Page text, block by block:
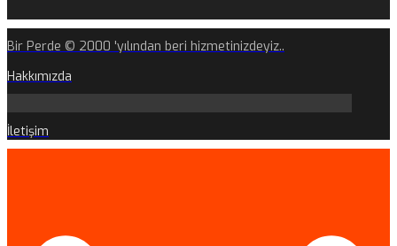
Bir Perde © 2000 'yılından beri hizmetinizdeyiz..
Hakkımızda
İletişim